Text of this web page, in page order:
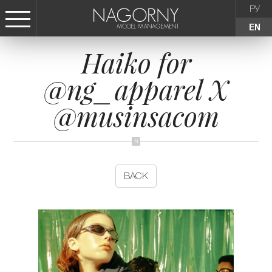
РУ
EN
СТАТЬ МОДЕЛЬЮ
FEMALE
KIDS
AGENCY
CONTACTS
Haiko for
@ng_apparel Х
@musinsacom
BACK